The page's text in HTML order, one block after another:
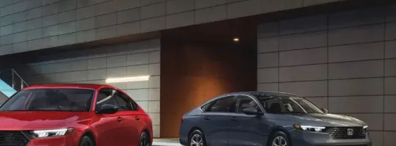
Noktadan Başvuru, Şeffaflık ve Hızlı Çözüm
KARAYOLU
[ 07/08/2026 ] Togg’in Servis Ağı Hızla Genişliyor: 64 Nokta Hedefi ve 7/24 Mobil Hizmetlerin
Büyümesiyle Müşteri Deneyiminde Yeni Dönem